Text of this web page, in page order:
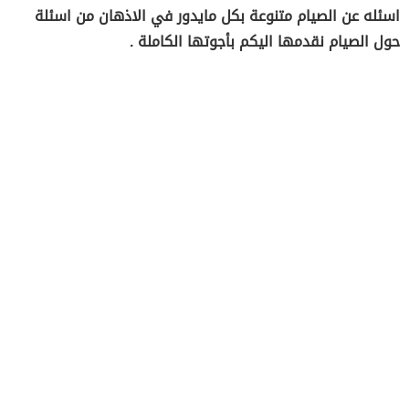
اسئله عن الصيام متنوعة بكل مايدور في الاذهان من اسئلة
حول الصيام نقدمها اليكم بأجوتها الكاملة .